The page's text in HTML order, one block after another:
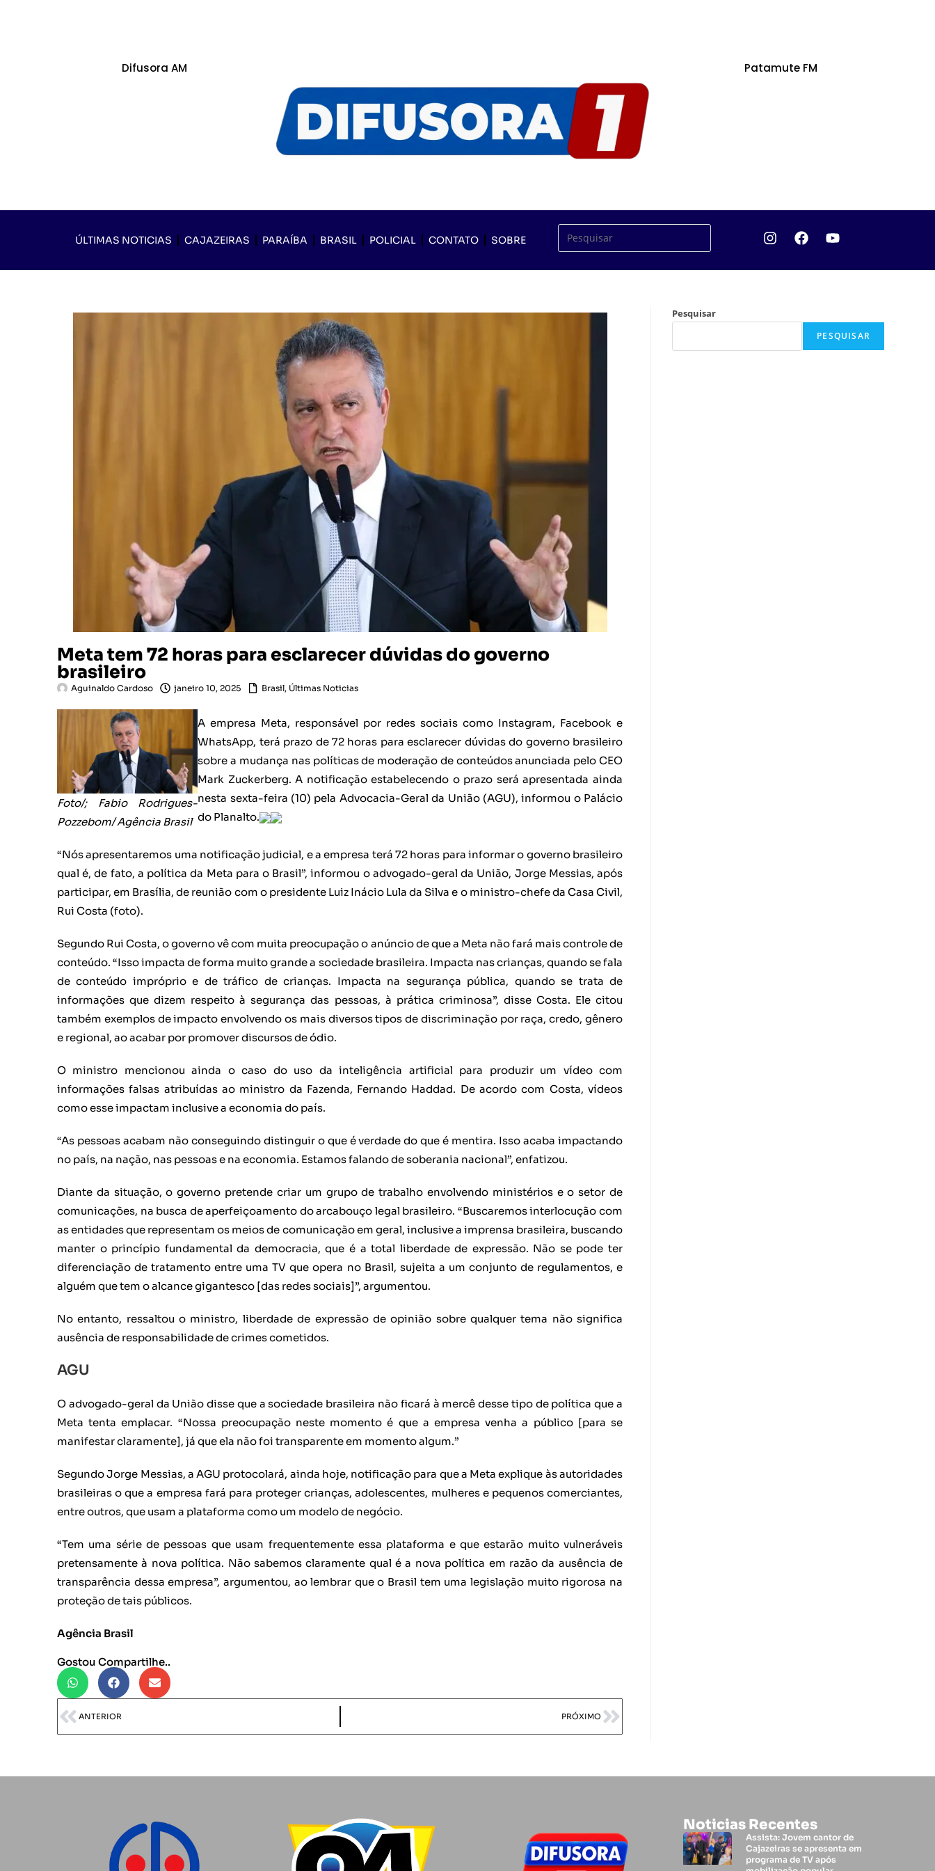
Difusora AM Patamute FM
ÚLTIMAS NOTICIAS CAJAZEIRAS PARAÍBA BRASIL POLICIAL CONTATO SOBRE
Meta tem 72 horas para esclarecer dúvidas do governo
brasileiro
Aguinaldo Cardoso janeiro 10, 2025 Brasil, Últimas Noticias
Foto/; Fabio Rodrigues-
Pozzebom/ Agência Brasil
A empresa Meta, responsável por redes sociais como Instagram, Facebook e
WhatsApp, terá prazo de 72 horas para esclarecer dúvidas do governo brasileiro
sobre a mudança nas políticas de moderação de conteúdos anunciada pelo CEO
Mark Zuckerberg. A notificação estabelecendo o prazo será apresentada ainda
nesta sexta-feira (10) pela Advocacia-Geral da União (AGU), informou o Palácio
do Planalto.
“Nós apresentaremos uma notificação judicial, e a empresa terá 72 horas para informar o governo brasileiro
qual é, de fato, a política da Meta para o Brasil”, informou o advogado-geral da União, Jorge Messias, após
participar, em Brasília, de reunião com o presidente Luiz Inácio Lula da Silva e o ministro-chefe da Casa Civil,
Rui Costa (foto).
Segundo Rui Costa, o governo vê com muita preocupação o anúncio de que a Meta não fará mais controle de
conteúdo. “Isso impacta de forma muito grande a sociedade brasileira. Impacta nas crianças, quando se fala
de conteúdo impróprio e de tráfico de crianças. Impacta na segurança pública, quando se trata de
informações que dizem respeito à segurança das pessoas, à prática criminosa”, disse Costa. Ele citou
também exemplos de impacto envolvendo os mais diversos tipos de discriminação por raça, credo, gênero
e regional, ao acabar por promover discursos de ódio.
O ministro mencionou ainda o caso do uso da inteligência artificial para produzir um vídeo com
informações falsas atribuídas ao ministro da Fazenda, Fernando Haddad. De acordo com Costa, vídeos
como esse impactam inclusive a economia do país.
“As pessoas acabam não conseguindo distinguir o que é verdade do que é mentira. Isso acaba impactando
no país, na nação, nas pessoas e na economia. Estamos falando de soberania nacional”, enfatizou.
Diante da situação, o governo pretende criar um grupo de trabalho envolvendo ministérios e o setor de
comunicações, na busca de aperfeiçoamento do arcabouço legal brasileiro. “Buscaremos interlocução com
as entidades que representam os meios de comunicação em geral, inclusive a imprensa brasileira, buscando
manter o princípio fundamental da democracia, que é a total liberdade de expressão. Não se pode ter
diferenciação de tratamento entre uma TV que opera no Brasil, sujeita a um conjunto de regulamentos, e
alguém que tem o alcance gigantesco [das redes sociais]”, argumentou.
No entanto, ressaltou o ministro, liberdade de expressão de opinião sobre qualquer tema não significa
ausência de responsabilidade de crimes cometidos.
AGU
O advogado-geral da União disse que a sociedade brasileira não ficará à mercê desse tipo de política que a
Meta tenta emplacar. “Nossa preocupação neste momento é que a empresa venha a público [para se
manifestar claramente], já que ela não foi transparente em momento algum.”
Segundo Jorge Messias, a AGU protocolará, ainda hoje, notificação para que a Meta explique às autoridades
brasileiras o que a empresa fará para proteger crianças, adolescentes, mulheres e pequenos comerciantes,
entre outros, que usam a plataforma como um modelo de negócio.
“Tem uma série de pessoas que usam frequentemente essa plataforma e que estarão muito vulneráveis
pretensamente à nova política. Não sabemos claramente qual é a nova política em razão da ausência de
transparência dessa empresa”, argumentou, ao lembrar que o Brasil tem uma legislação muito rigorosa na
proteção de tais públicos.
Agência Brasil
Gostou Compartilhe..
ANTERIOR PRÓXIMO
Pesquisar
PESQUISAR
Noticias Recentes
Assista: Jovem cantor de
Cajazeiras se apresenta em
programa de TV após